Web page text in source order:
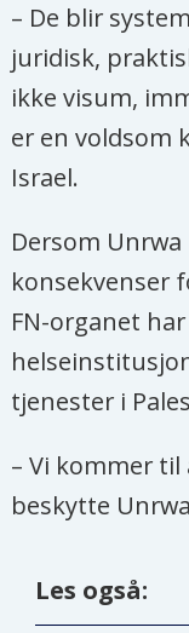
– De blir
juridisk,
ikke visum,
er en voldsom
Israel.
Dersom
konsekvenser
FN-organet
tjenester i
– Vi kommer
beskytte
Les også: